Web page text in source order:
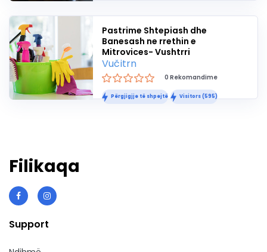
Pastrime Shtepiash dhe
Banesash ne rrethin e
Mitrovices- Vushtrri
Vučitrn
0 Rekomandime
Përgjigjje të shpejtë Visitors (595)
Filikaqa
Support